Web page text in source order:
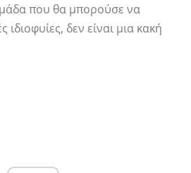
που θα μπορούσε να
ιδιοφυίες, δεν είναι μια κακή